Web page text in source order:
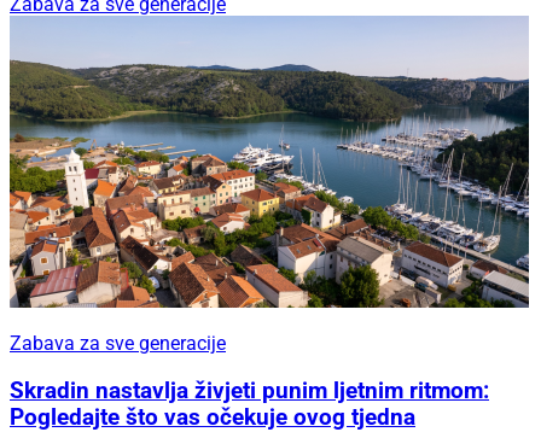
Zabava za sve generacije
Skradin nastavlja živjeti punim ljetnim ritmom:
Pogledajte što vas očekuje ovog tjedna